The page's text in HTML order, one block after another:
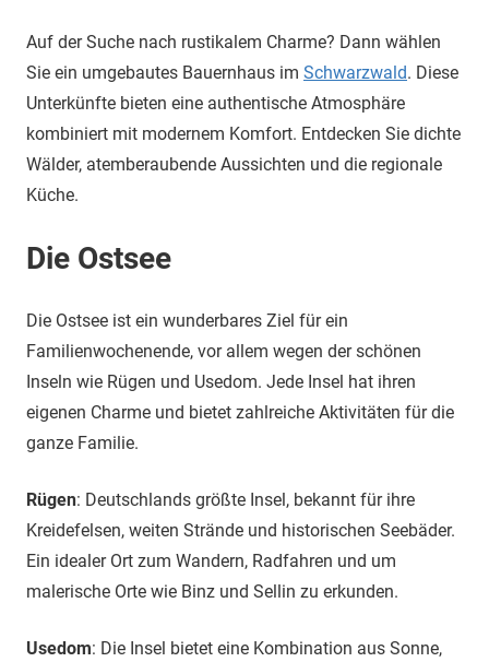
Auf der Suche nach rustikalem Charme? Dann wählen
Sie ein umgebautes Bauernhaus im Schwarzwald. Diese
Unterkünfte bieten eine authentische Atmosphäre
kombiniert mit modernem Komfort. Entdecken Sie dichte
Wälder, atemberaubende Aussichten und die regionale
Küche.
Die Ostsee
Die Ostsee ist ein wunderbares Ziel für ein
Familienwochenende, vor allem wegen der schönen
Inseln wie Rügen und Usedom. Jede Insel hat ihren
eigenen Charme und bietet zahlreiche Aktivitäten für die
ganze Familie.
Rügen: Deutschlands größte Insel, bekannt für ihre
Kreidefelsen, weiten Strände und historischen Seebäder.
Ein idealer Ort zum Wandern, Radfahren und um
malerische Orte wie Binz und Sellin zu erkunden.
Usedom: Die Insel bietet eine Kombination aus Sonne,